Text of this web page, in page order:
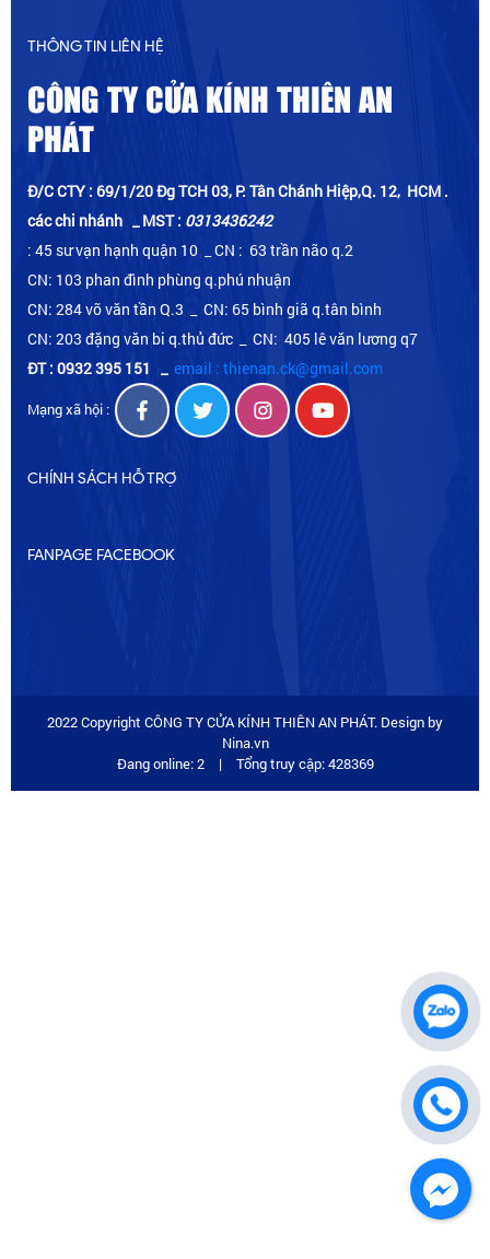
THÔNG TIN LIÊN HỆ
CÔNG TY CỬA KÍNH THIÊN AN
PHÁT
Đ/C CTY : 69/1/20 Đg TCH 03, P. Tân Chánh Hiệp,Q. 12, HCM .
các chi nhánh _ MST : 0313436242
: 45 sư vạn hạnh quận 10 _ CN : 63 trần não q.2
CN: 103 phan đình phùng q.phú nhuận
CN: 284 võ văn tần Q.3 _ CN: 65 bình giã q.tân bình
CN: 203 đặng văn bi q.thủ đức _ CN: 405 lê văn lương q7
ĐT : 0932 395 151 _ email : thienan.ck@gmail.com
Mạng xã hội :
CHÍNH SÁCH HỖ TRỢ
FANPAGE FACEBOOK
2022 Copyright CÔNG TY CỬA KÍNH THIÊN AN PHÁT. Design by
Nina.vn
Đang online: 2
| Tổng truy cập: 428369